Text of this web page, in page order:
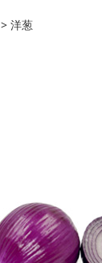
> 洋葱